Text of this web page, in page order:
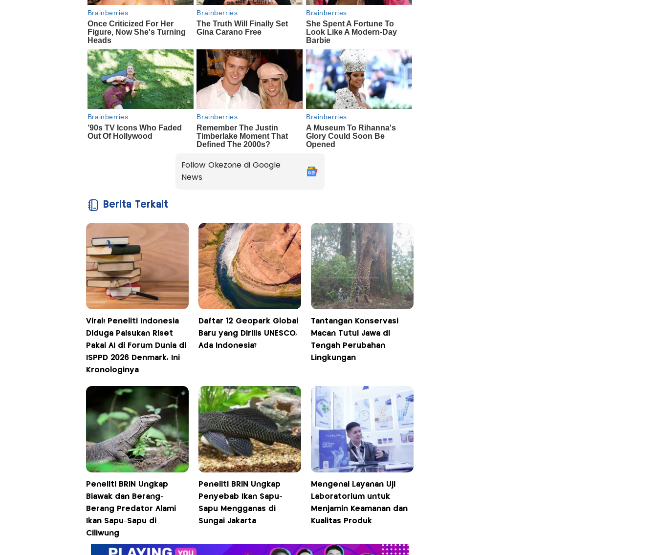
Follow Okezone di Google
News
Berita Terkait
Viral! Peneliti Indonesia
Diduga Palsukan Riset
Pakai AI di Forum Dunia di
ISPPD 2026 Denmark, Ini
Kronologinya
Daftar 12 Geopark Global
Baru yang Dirilis UNESCO,
Ada Indonesia?
Tantangan Konservasi
Macan Tutul Jawa di
Tengah Perubahan
Lingkungan
Peneliti BRIN Ungkap
Biawak dan Berang-
Berang Predator Alami
Ikan Sapu-Sapu di
Ciliwung
Peneliti BRIN Ungkap
Penyebab Ikan Sapu-
Sapu Mengganas di
Sungai Jakarta
Mengenal Layanan Uji
Laboratorium untuk
Menjamin Keamanan dan
Kualitas Produk